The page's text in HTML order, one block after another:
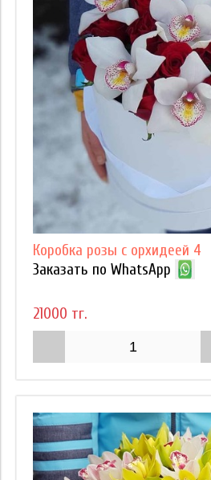
Коробка розы с орхидеей 4
Заказать по WhatsApp
21000 тг.